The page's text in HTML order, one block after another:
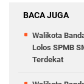
BACA JUGA
Walikota
Lolos SPMB
Terdekat